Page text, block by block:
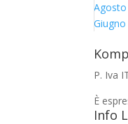
P. Iva
È
Info